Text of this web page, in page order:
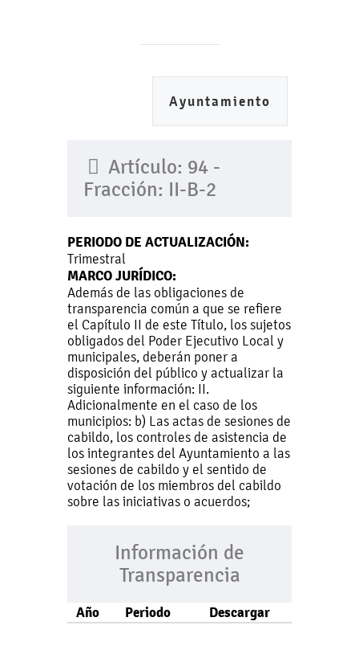
Ayuntamiento
Artículo: 94 -
Fracción: II-B-2
PERIODO DE ACTUALIZACIÓN:
Trimestral
MARCO JURÍDICO:
Además de las obligaciones de
transparencia común a que se refiere
el Capítulo II de este Título, los sujetos
obligados del Poder Ejecutivo Local y
municipales, deberán poner a
disposición del público y actualizar la
siguiente información: II.
Adicionalmente en el caso de los
municipios: b) Las actas de sesiones de
cabildo, los controles de asistencia de
los integrantes del Ayuntamiento a las
sesiones de cabildo y el sentido de
votación de los miembros del cabildo
sobre las iniciativas o acuerdos;
Información de
Transparencia
Año Periodo Descargar